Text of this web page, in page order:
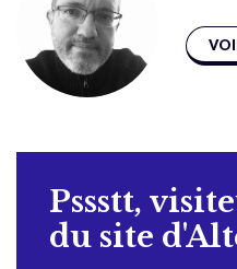
Pssstt,
du site